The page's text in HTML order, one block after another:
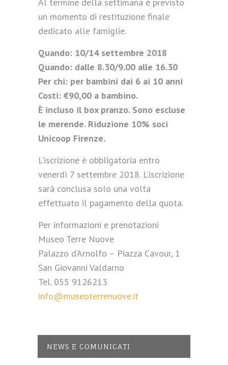
Al termine della settimana è previsto
un momento di restituzione finale
dedicato alle famiglie.
Quando: 10/14 settembre 2018
Quando: dalle 8.30/9.00 alle 16.30
Per chi: per bambini dai 6 ai 10 anni
Costi: €90,00 a bambino.
È incluso il box pranzo. Sono escluse
le merende. Riduzione 10% soci
Unicoop Firenze.
L’iscrizione è obbligatoria entro
venerdì 7 settembre 2018. L’iscrizione
sarà conclusa solo una volta
effettuato il pagamento della quota.
Per informazioni e prenotazioni
Museo Terre Nuove
Palazzo d’Arnolfo – Piazza Cavour, 1
San Giovanni Valdarno
Tel. 055 9126213
info@museoterrenuove.it
NEWS E COMUNICATI